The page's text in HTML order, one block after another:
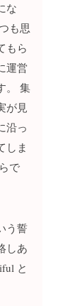
な
も思
もら
運営
集
が見
沿っ
しま
で
う誓
しあ
と